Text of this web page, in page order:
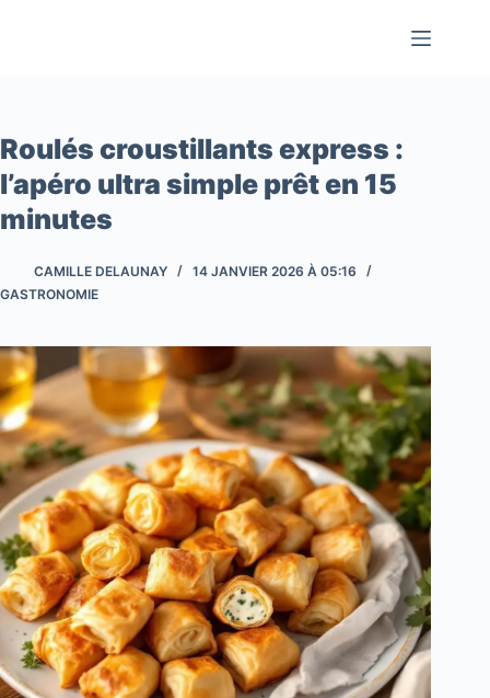
Roulés croustillants express :
l’apéro ultra simple prêt en 15
minutes
CAMILLE DELAUNAY
14 JANVIER 2026 À 05:16
GASTRONOMIE